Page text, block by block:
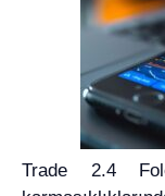
Trade 2.4